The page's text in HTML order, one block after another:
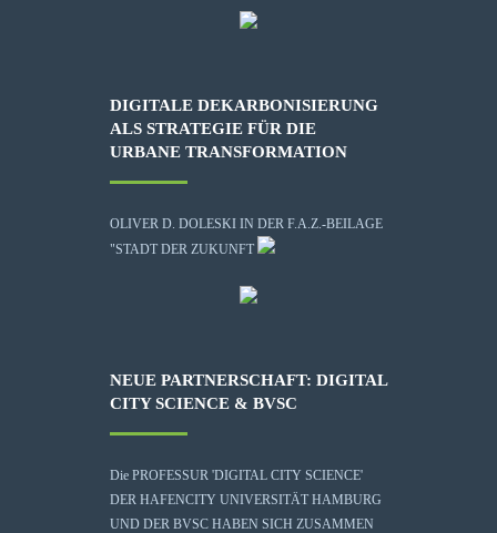
DIGITALE DEKARBONISIERUNG
ALS STRATEGIE FÜR DIE
URBANE TRANSFORMATION
OLIVER D. DOLESKI IN DER F.A.Z.-BEILAGE
"STADT DER ZUKUNFT
NEUE PARTNERSCHAFT: DIGITAL
CITY SCIENCE & BVSC
Die PROFESSUR 'DIGITAL CITY SCIENCE'
DER HAFENCITY UNIVERSITÄT HAMBURG
UND DER BVSC HABEN SICH ZUSAMMEN